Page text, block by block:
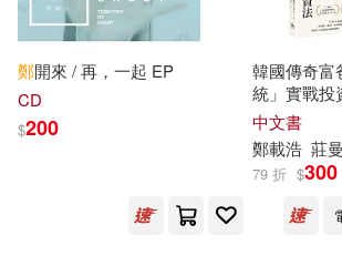
瘋殼團隊，鄭智穎，劉燃(1)
瘋殼團隊，鄭智穎，劉燃（編著）
秋葉東子(1)
程智開，鄭衛民，鄭銀芳（主編）
奇異果文創事業有限公司(1)
宗教文化出版社(1)
岳麓書社(1)
巔峰潛能有限公司(1)
鄭開來 / 再，一起 EP
CD
$200
韓國傳奇富
統」實戰投
農夫一樣
待收成，不
定獲利的40
中文書
鄭載浩 莊
79 折 $300